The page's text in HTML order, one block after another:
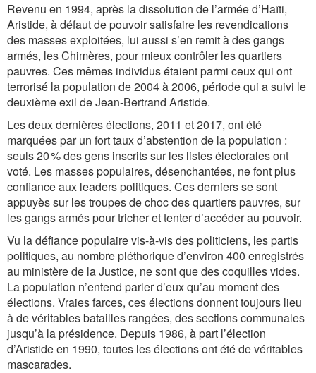
Revenu en 1994, après la dissolution de l’armée d’Haïti,
Aristide, à défaut de pouvoir satisfaire les revendications
des masses exploitées, lui aussi s’en remit à des gangs
armés, les Chimères, pour mieux contrôler les quartiers
pauvres. Ces mêmes individus étaient parmi ceux qui ont
terrorisé la population de 2004 à 2006, période qui a suivi le
deuxième exil de Jean-Bertrand Aristide.
Les deux dernières élections, 2011 et 2017, ont été
marquées par un fort taux d’abstention de la population :
seuls 20 % des gens inscrits sur les listes électorales ont
voté. Les masses populaires, désenchantées, ne font plus
confiance aux leaders politiques. Ces derniers se sont
appuyès sur les troupes de choc des quartiers pauvres, sur
les gangs armés pour tricher et tenter d’accéder au pouvoir.
Vu la défiance populaire vis-à-vis des politiciens, les partis
politiques, au nombre pléthorique d’environ 400 enregistrés
au ministère de la Justice, ne sont que des coquilles vides.
La population n’entend parler d’eux qu’au moment des
élections. Vraies farces, ces élections donnent toujours lieu
à de véritables batailles rangées, des sections communales
jusqu’à la présidence. Depuis 1986, à part l’élection
d’Aristide en 1990, toutes les élections ont été de véritables
mascarades.